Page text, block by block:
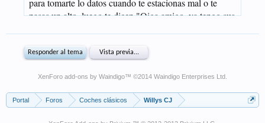
XenForo add-ons by Waindigo™ ©2014 Waindigo Enterprises Ltd
Portal Foros Coches clásicos Willys CJ